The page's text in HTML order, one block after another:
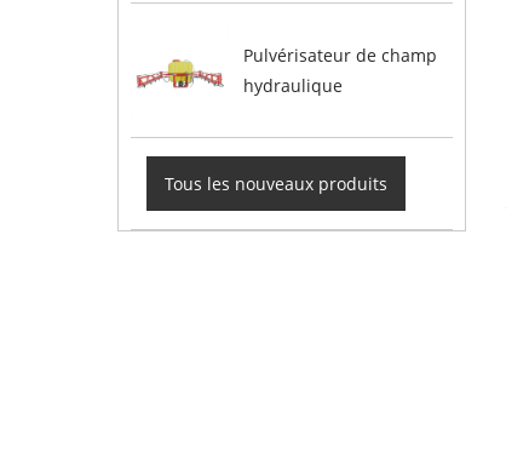
Pulvérisateur de champ
hydraulique
Tous les nouveaux produits